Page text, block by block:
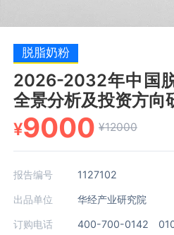
脱脂奶粉
2026-2032年中国
全景分析及投资方向
¥9000 ¥12000
报告编号 1127102
出品单位 华经产业研究院
订购电话 400-700-0142